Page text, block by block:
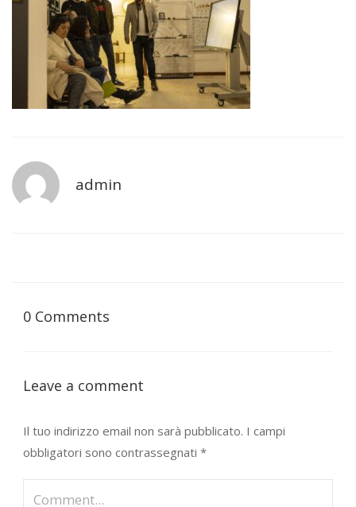
admin
0 Comments
Leave a comment
Il tuo indirizzo email non sarà pubblicato. I campi
obbligatori sono contrassegnati*